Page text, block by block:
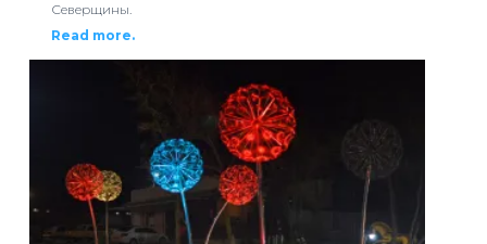
Северщины.
Read more.